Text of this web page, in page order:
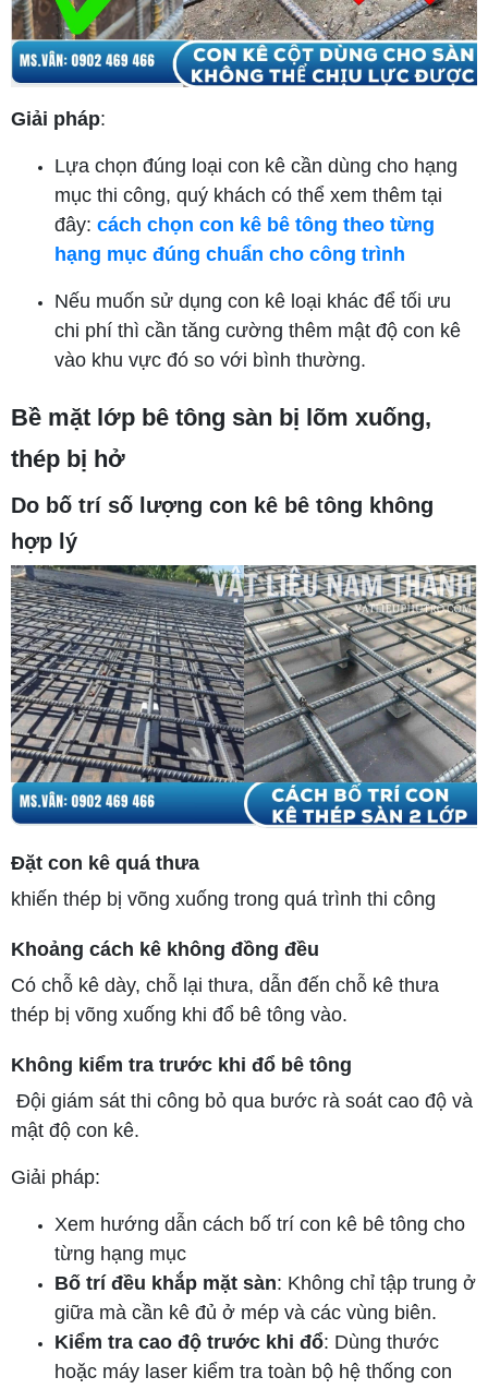
Giải pháp:
Lựa chọn đúng loại con kê cần dùng cho hạng
mục thi công, quý khách có thể xem thêm tại
đây: cách chọn con kê bê tông theo từng
hạng mục đúng chuẩn cho công trình
Nếu muốn sử dụng con kê loại khác để tối ưu
chi phí thì cần tăng cường thêm mật độ con kê
vào khu vực đó so với bình thường.
Bề mặt lớp bê tông sàn bị lõm xuống,
thép bị hở
Do bố trí số lượng con kê bê tông không
hợp lý
Đặt con kê quá thưa
khiến thép bị võng xuống trong quá trình thi công
Khoảng cách kê không đồng đều
Có chỗ kê dày, chỗ lại thưa, dẫn đến chỗ kê thưa
thép bị võng xuống khi đổ bê tông vào.
Không kiểm tra trước khi đổ bê tông
Đội giám sát thi công bỏ qua bước rà soát cao độ và
mật độ con kê.
Giải pháp:
Xem hướng dẫn cách bố trí con kê bê tông cho
từng hạng mục
Bố trí đều khắp mặt sàn: Không chỉ tập trung ở
giữa mà cần kê đủ ở mép và các vùng biên.
Kiểm tra cao độ trước khi đổ: Dùng thước
hoặc máy laser kiểm tra toàn bộ hệ thống con